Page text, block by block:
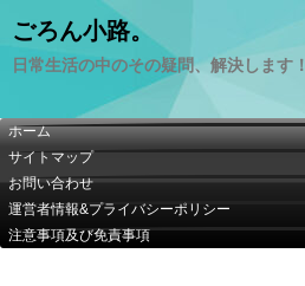
ごろん小路。
日常生活の中のその疑問、解決します！
ホーム
サイトマップ
お問い合わせ
運営者情報&プライバシーポリシー
注意事項及び免責事項